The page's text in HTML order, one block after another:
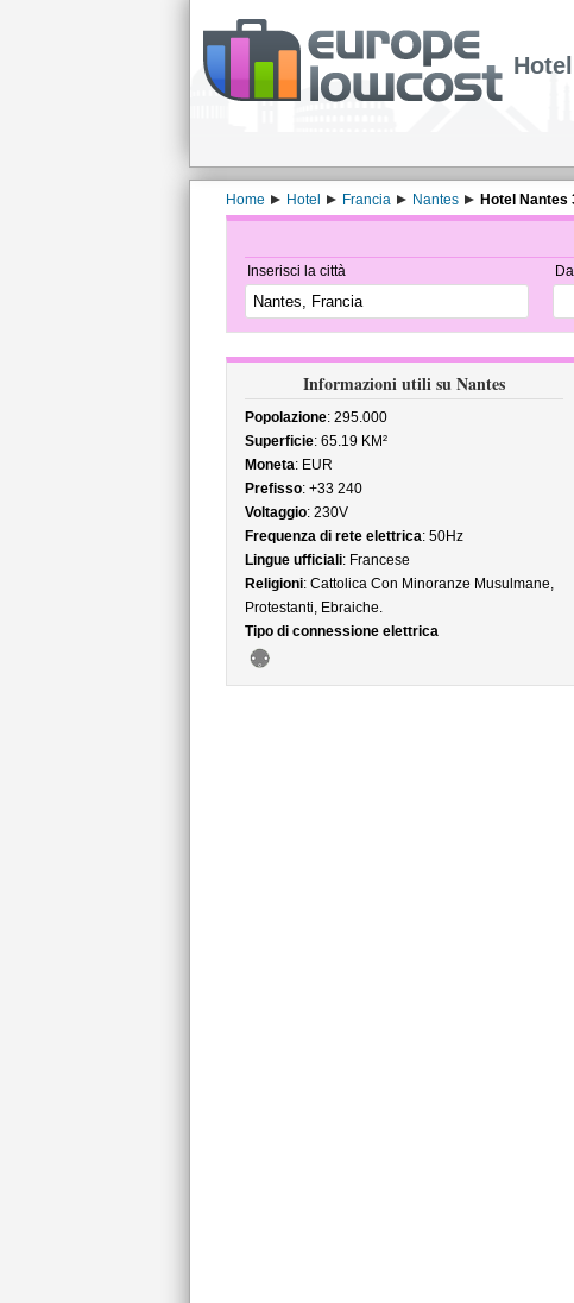
Home Hotel Francia Nantes Hotel Nantes
Inserisci la città
Informazioni utili su Nantes
Popolazione: 295.000
Superficie: 65.19 KM²
Moneta: EUR
Prefisso: +33 240
Voltaggio: 230V
Frequenza di rete elettrica: 50Hz
Lingue ufficiali: Francese
Religioni: Cattolica Con Minoranze Musulmane,
Protestanti, Ebraiche.
Tipo di connessione elettrica